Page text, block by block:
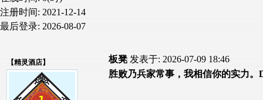
注册时间: 2021-12-14
最后登录: 2026-08-07
【精灵酒店】 板凳 发表于: 2026-07-09 18:46
胜败乃兵家常事，我相信你的实力